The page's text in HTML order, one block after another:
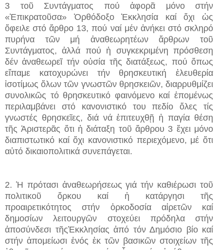
3 τοῦ Συντάγματος πού ἀφορᾶ μόνο στήν
«Ἐπικρατοῦσα» Ὀρθόδοξο Ἐκκλησία καί ὄχι ὡς
ὄφειλε στό ἄρθρο 13, πού ναί μέν ἀνήκει στό σκληρό
πυρήνα τῶν μή ἀναθεωρητέων ἄρθρων τοῦ
Συντάγματος, ἀλλά πού ἡ συγκεκριμένη πρόσθεση
δέν ἀναθεωρεῖ τήν οὐσία τῆς διατάξεως, πού ὅπως
εἴπαμε κατοχυρώνει τήν θρησκευτική ἐλευθερία
ἰσοτίμως ὅλων τῶν γνωστῶν θρησκειῶν, διαρρυθμίζει
συνολικῶς τό θρησκευτικό φαινόμενο καί ἑπομένως
περιλαμβάνει στό κανονιστικό του πεδίο ὅλες τίς
γνωστές θρησκεῖες, διά νά ἐπιτευχθῇ ἡ παγία θέση
τῆς Ἀριστερᾶς ὅτι ἡ διάταξη τοῦ ἄρθρου 3 ἔχει μόνο
διαπιστωτικό καί ὄχι κανονιστικό περιεχόμενο, μέ ὅτι
αὐτό δικαιοπολιτικά συνεπάγεται.
2. Ἡ πρότασι ἀναθεωρήσεως γιά τήν καθιέρωσι τοῦ
πολιτικοῦ ὅρκου καί ἡ κατάργησι τῆς
προαιρετικότητος στήν ὁρκοδοσία αἱρετῶν καί
δημοσίων λειτουργῶν στοχεύει πρόδηλα στήν
ἀποσύνδεσι τῆςἘκκλησίας ἀπό τόν Δημόσιο βίο καί
στήν ἀπομείωσι ἑνός ἐκ τῶν βασικῶν στοιχείων τῆς